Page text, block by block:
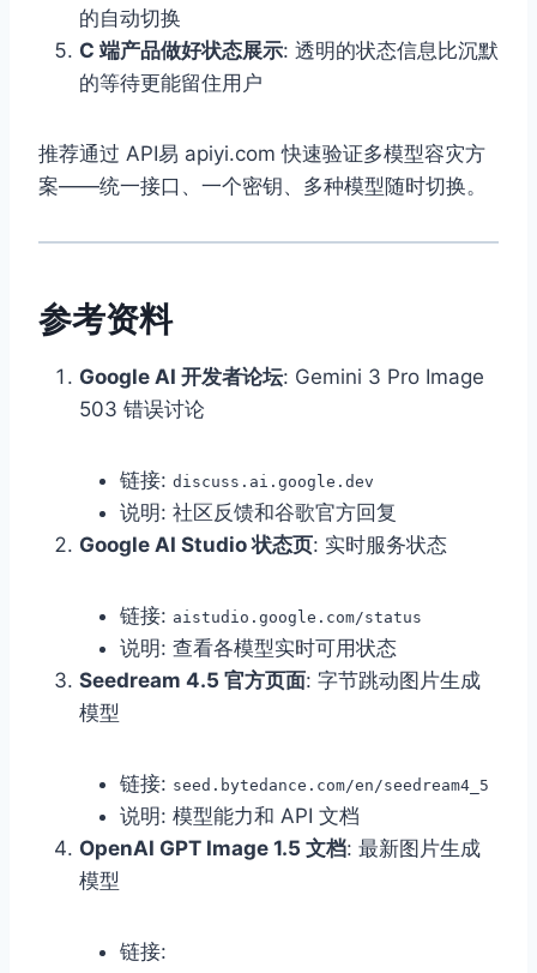
的自动切换
C 端产品做好状态展示: 透明的状态信息比沉默
的等待更能留住用户
推荐通过 API易 apiyi.com 快速验证多模型容灾方
案——统一接口、一个密钥、多种模型随时切换。
参考资料
Google AI 开发者论坛: Gemini 3 Pro Image
503 错误讨论
链接: discuss.ai.google.dev
说明: 社区反馈和谷歌官方回复
Google AI Studio 状态页: 实时服务状态
链接: aistudio.google.com/status
说明: 查看各模型实时可用状态
Seedream 4.5 官方页面: 字节跳动图片生成
模型
链接: seed.bytedance.com/en/seedream4_5
说明: 模型能力和 API 文档
OpenAI GPT Image 1.5 文档: 最新图片生成
模型
链接: